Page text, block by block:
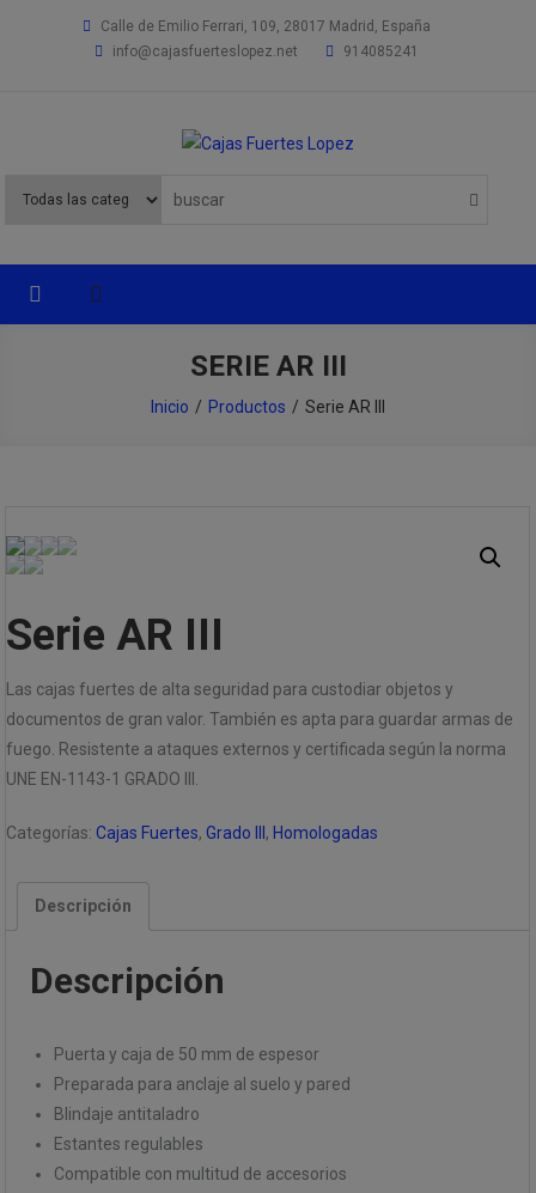
Calle de Emilio Ferrari, 109, 28017 Madrid, España
info@cajasfuerteslopez.net
914085241
SERIE AR III
Inicio Productos Serie AR III
Serie AR III
Las cajas fuertes de alta seguridad para custodiar objetos y
documentos de gran valor. También es apta para guardar armas de
fuego. Resistente a ataques externos y certificada según la norma
UNE EN-1143-1 GRADO III.
Categorías:Cajas Fuertes,Grado III , Homologadas
Descripción
Descripción
Puerta y caja de 50 mm de espesor
Preparada para anclaje al suelo y pared
Blindaje antitaladro
Estantes regulables
Compatible con multitud de accesorios